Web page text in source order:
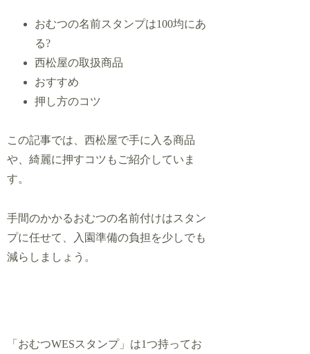
おむつの名前スタンプは100均にあ
る?
西松屋の取扱商品
おすすめ
押し方のコツ
この記事では、西松屋で手に入る商品
や、綺麗に押すコツもご紹介していま
す。
手間のかかるおむつの名前付けはスタン
プに任せて、入園準備の負担を少しでも
減らしましょう。
「おむつWESスタンプ」は1つ持ってお